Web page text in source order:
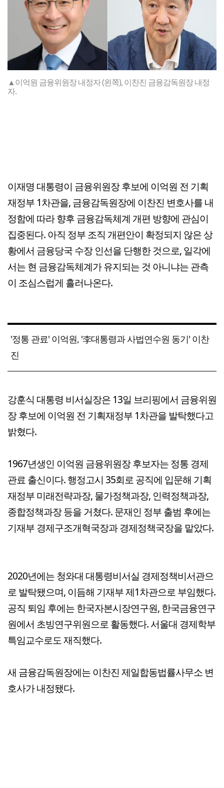
▲이억원 금융위원장 내정자 (왼쪽), 이찬진 금융감독원장 내정
자.
이재명 대통령이 금융위원장 후보에 이억원 전 기획
재정부 1차관을, 금융감독원장에 이찬진 변호사를 내
정함에 따라 향후 금융감독체계 개편 방향에 관심이
집중된다. 아직 정부 조직 개편안이 확정되지 않은 상
황에서 금융당국 수장 인선을 단행한 것으로, 일각에
서는 현 금융감독체계가 유지되는 것 아니냐는 관측
이 조심스럽게 흘러나온다.
'정통 관료' 이억원, '李대통령과 사법연수원 동기' 이찬
진
강훈식 대통령 비서실장은 13일 브리핑에서 금융위원
장 후보에 이억원 전 기획재정부 1차관을 발탁했다고
밝혔다.
1967년생인 이억원 금융위원장 후보자는 정통 경제
관료 출신이다. 행정고시 35회로 공직에 입문해 기획
재정부 미래전략과장, 물가정책과장, 인력정책과장,
종합정책과장 등을 거쳤다. 문재인 정부 출범 후에는
기재부 경제구조개혁국장과 경제정책국장을 맡았다.
2020년에는 청와대 대통령비서실 경제정책비서관으
로 발탁됐으며, 이듬해 기재부 제1차관으로 부임했다.
공직 퇴임 후에는 한국자본시장연구원, 한국금융연구
원에서 초빙연구위원으로 활동했다. 서울대 경제학부
특임교수로도 재직했다.
새 금융감독원장에는 이찬진 제일합동법률사무소 변
호사가 내정됐다.